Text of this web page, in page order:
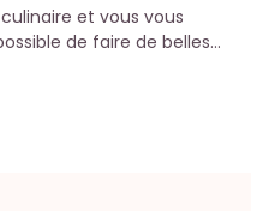
et vous vous
de faire de belles…